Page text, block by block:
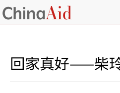
回家真好——柴